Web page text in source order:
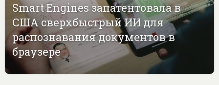
Smart Engines запатентовала в
США сверхбыстрый ИИ для
распознавания документов в
браузере